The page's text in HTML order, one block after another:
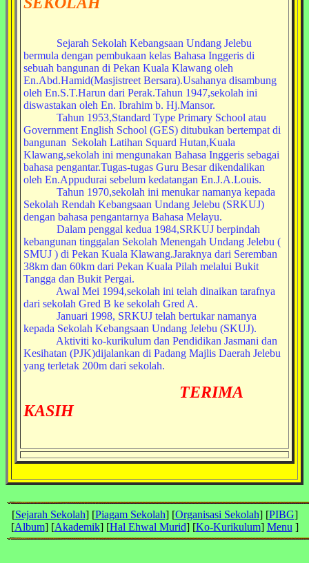
Sejarah Sekolah Kebangsaan Undang Jelebu
bermula dengan pembukaan kelas Bahasa Inggeris di
sebuah bangunan di Pekan Kuala Klawang oleh
En.Abd.Hamid(Masjistreet Bersara).Usahanya disambung
oleh En.S.T.Harun dari Perak.Tahun 1947,sekolah ini
diswastakan oleh En. Ibrahim b. Hj.Mansor.
Tahun 1953,Standard Type Primary School atau
Government English School (GES) ditubukan bertempat di
bangunan Sekolah Latihan Squard Hutan,Kuala
Klawang,sekolah ini mengunakan Bahasa Inggeris sebagai
bahasa pengantar.Tugas-tugas Guru Besar dikendalikan
oleh En.Appudurai sebelum kedatangan En.J.A.Louis.
Tahun 1970,sekolah ini menukar namanya kepada
Sekolah Rendah Kebangsaan Undang Jelebu (SRKUJ)
dengan bahasa pengantarnya Bahasa Melayu.
Dalam penggal kedua 1984,SRKUJ berpindah
kebangunan tinggalan Sekolah Menengah Undang Jelebu (
SMUJ ) di Pekan Kuala Klawang.Jaraknya dari Seremban
38km dan 60km dari Pekan Kuala Pilah melalui Bukit
Tangga dan Bukit Pergai.
Awal Mei 1994,sekolah ini telah dinaikan tarafnya
dari sekolah Gred B ke sekolah Gred A.
Januari 1998, SRKUJ telah bertukar namanya
kepada Sekolah Kebangsaan Undang Jelebu (SKUJ).
Aktiviti ko-kurikulum dan Pendidikan Jasmani dan
Kesihatan (PJK)dijalankan di Padang Majlis Daerah Jelebu
yang terletak 200m dari sekolah.
TERIMA
KASIH
[Sejarah Sekolah] [Piagam Sekolah] [Organisasi Sekolah] [PIBG]
[Album] [Akademik] [Hal Ehwal Murid] [Ko-Kurikulum] Menu ]